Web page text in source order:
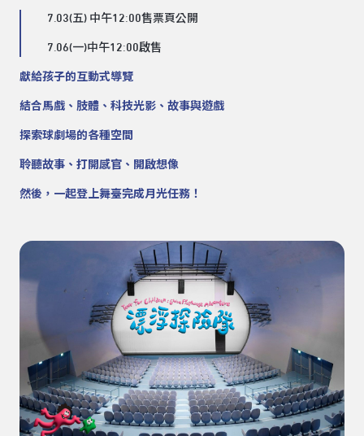
7.03(五) 中午12:00售票頁公開
7.06(一)中午12:00啟售
獻給孩子的互動式導覽
結合馬戲、肢體、科技光影、故事與遊戲
探索球劇場的各種空間
聆聽故事、打開感官、開啟想像
然後，一起登上舞臺完成月光任務！